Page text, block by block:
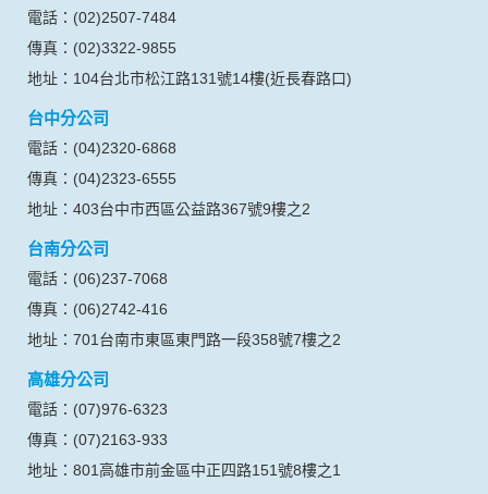
贈獎時，本網站會收集您的個人識別資料，本網站也可以從商
業夥伴處取得個人資料。
當客戶在本網站註冊時，我們會取得您的姓名、電話、住址、
身份證字號、電子郵件、出生日期、性別、行業等相關資料，
料。註冊時，本網站取得您的姓名、電話、住址、身份證字
號、電子郵件、出生日期、性別、行業等相關資料，當您註冊
成功，並登入使用我們的服務後，本網站即取得您的資料。
其他除了上述，會保留您在上網瀏覽或查詢時，伺服器自行產
生的相關記錄，包括您使用連線設備的 IP 位址、使用時間、使
的瀏覽器予以標示，歸納使用者瀏覽器在本網站內部所瀏覽的
網頁，除非您願意告知您的個人資料，否則本網站不會也無法
將此項記錄和您對應。請您注意，在本網站網刊登廣告之廠
商，或與連結本網站，也可能蒐集您個人的資料。對於您主動
提供的個人資訊，這些廣告廠商、或連結網站有其個別的私權
公司不負任何連帶責任。
本網站將在事前或註冊登錄取得您的同意後，傳送商業性資料
或電子郵件給您。本公司除了在該資料或電子郵件上註明是由
本公司發送，也會在該資料或電子郵件上提供您能隨時停止接
收這些資料或電子郵件的方法及說明。
電話：(02)2507-7484
傳真：(02)3322-9855
地址：104台北市松江路131號14樓(近長春路口)
台中分公司
電話：(04)2320-6868
傳真：(04)2323-6555
地址：403台中市西區公益路367號9樓之2
台南分公司
電話：(06)237-7068
傳真：(06)2742-416
地址：701台南市東區東門路一段358號7樓之2
高雄分公司
電話：(07)976-6323
傳真：(07)2163-933
地址：801高雄市前金區中正四路151號8樓之1